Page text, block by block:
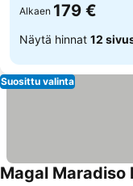
Alkaen 179 €
Näytä hinnat 12
Suosittu valinta
Magal Maradiso